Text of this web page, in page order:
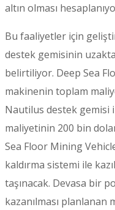
altın olması
Bu faaliyetler için
destek gemisinin
belirtiliyor. Deep Sea
makinenin toplam
Nautilus destek gemisi
maliyetinin 200 bin
Sea Floor Mining
kaldırma sistemi ile
taşınacak. Devasa bir
kazanılması